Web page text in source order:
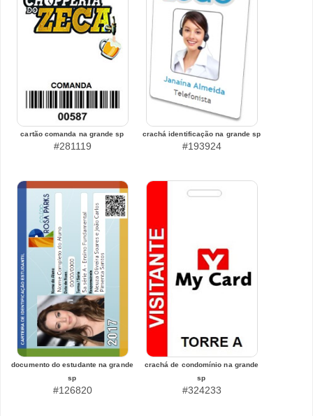
cartão comanda na grande sp
#281119
crachá identificação na grande sp
#193924
documento do estudante na grande
sp
#126820
crachá de condomínio na grande
sp
#324233